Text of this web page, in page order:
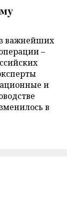
важнейших
–
и
в